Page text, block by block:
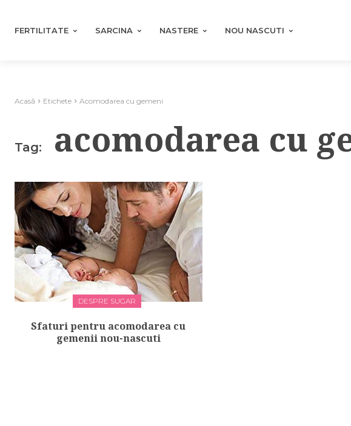
FERTILITATE SARCINA NASTERE NOU NASCUTI
Acasă Etichete Acomodarea cu gemeni
Tag: acomodarea cu
DESPRE SUGAR
Sfaturi pentru acomodarea cu
gemenii nou-nascuti